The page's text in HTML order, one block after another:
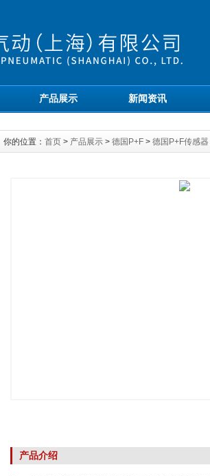
产品展示 新闻资讯
你的位置： 首页 > 产品展示 > 德国P+F > 德国P+F传感器
产品介绍